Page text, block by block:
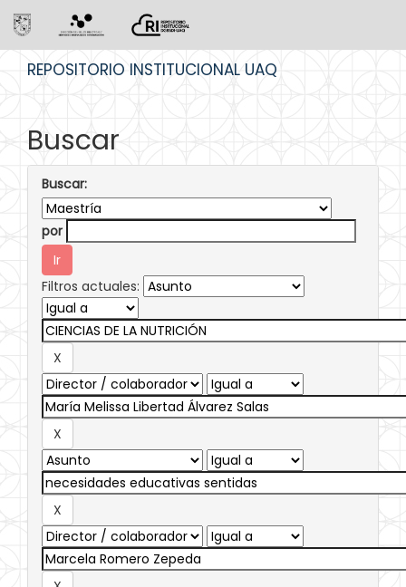
REPOSITORIO INSTITUCIONAL UAQ
Buscar
Buscar:
por
Filtros actuales: